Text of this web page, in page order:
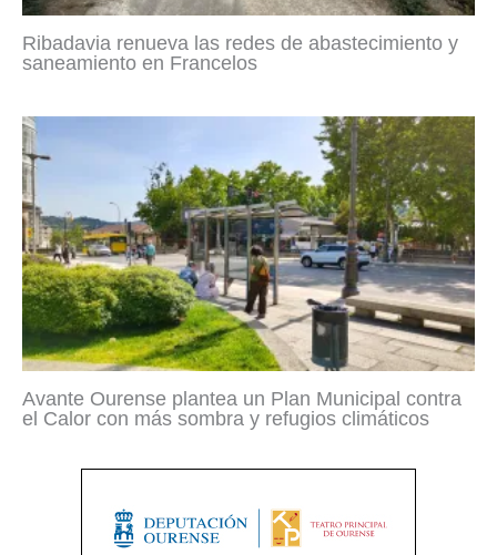
Ribadavia renueva las redes de abastecimiento y
saneamiento en Francelos
Avante Ourense plantea un Plan Municipal contra
el Calor con más sombra y refugios climáticos